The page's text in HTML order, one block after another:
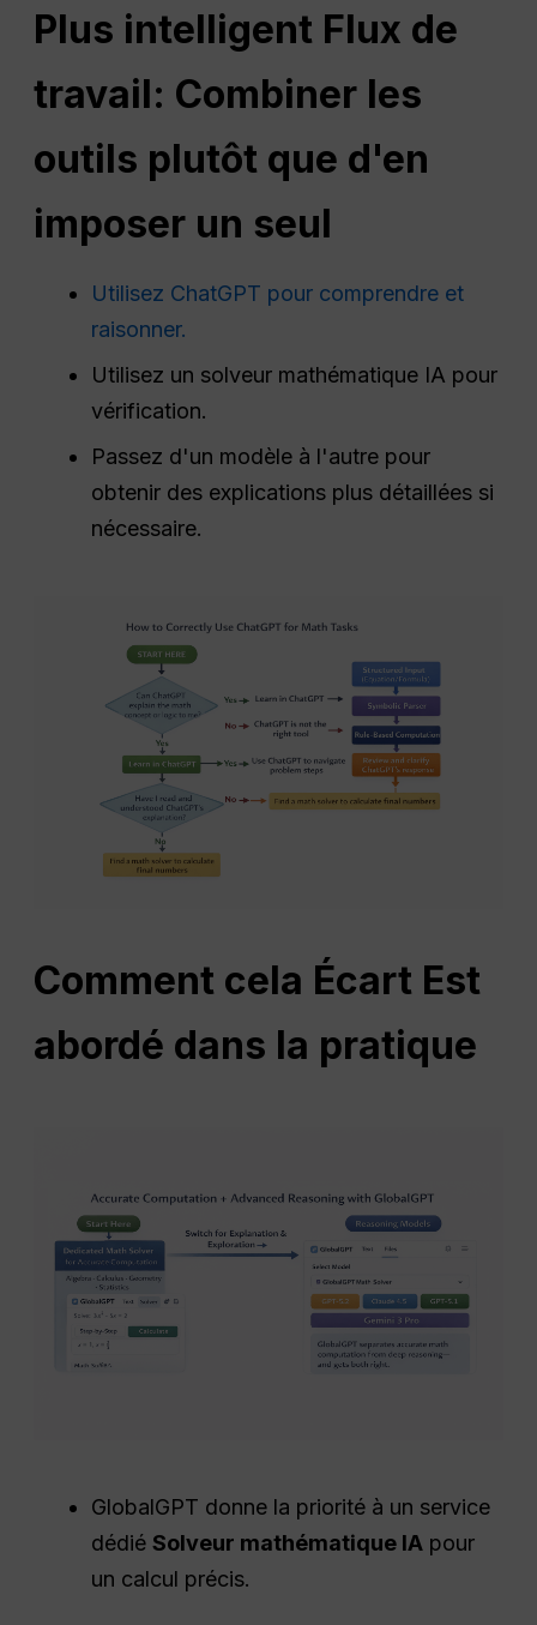
Plus intelligent Flux de
travail: Combiner les
outils plutôt que d'en
imposer un seul
Utilisez ChatGPT pour comprendre et
raisonner.
Utilisez un solveur mathématique IA pour
vérification.
Passez d'un modèle à l'autre pour
obtenir des explications plus détaillées si
nécessaire.
Comment cela Écart Est
abordé dans la pratique
GlobalGPT donne la priorité à un service
dédiéSolveur mathématique IA pour
un calcul précis.